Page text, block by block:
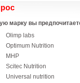
марку вы
Olimp labs
Optimum Nutrition
MHP
Scitec Nutrition
Universal nutrition